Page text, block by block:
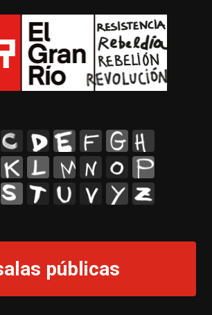
C D E F G
H
K L M N O
P
públicas